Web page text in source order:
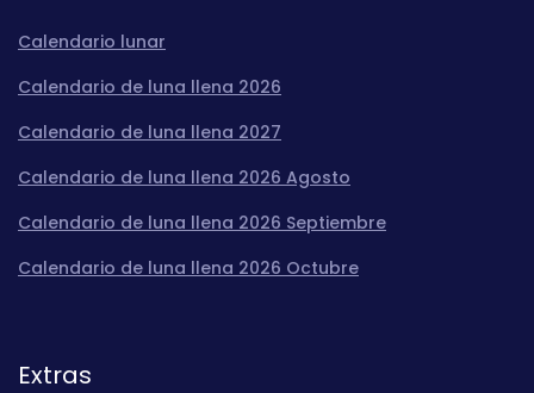
Calendario lunar
Calendario de luna llena 2026
Calendario de luna llena 2027
Calendario de luna llena 2026 Agosto
Calendario de luna llena 2026 Septiembre
Calendario de luna llena 2026 Octubre
Extras